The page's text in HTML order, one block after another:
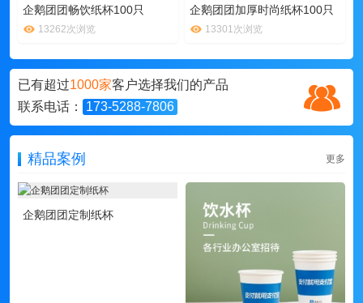
企鹅团团畅饮纸杯100只
13262次浏览
企鹅团团加厚时尚纸杯100只
13301次浏览
已有超过1000家客户选择我们的产品
联系电话：
173-5288-7806
精品案例 更多
企鹅团团定制纸杯